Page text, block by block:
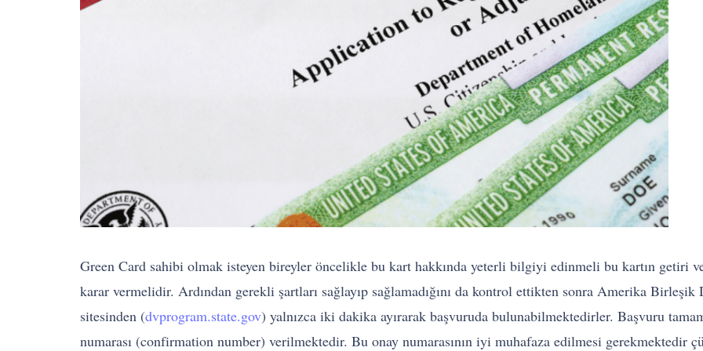
Green Card sahibi olmak isteyen bireyler öncelikle bu kart hakkında yeterli bilgiyi edinmeli bu kartın getiri
karar vermelidir. Ardından gerekli şartları sağlayıp sağlamadığını da kontrol ettikten sonra Amerika
sitesinden (dvprogram.state.gov) yalnızca iki dakika ayırarak başvuruda bulunabilmektedirler. Başvuru
numarası (confirmation number) verilmektedir. Bu onay numarasının iyi muhafaza edilmesi gerekmektedir